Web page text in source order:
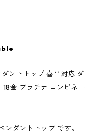
ントトップ 喜平対応 ダ
金 プラチナ コンビネー
ダントトップ です。